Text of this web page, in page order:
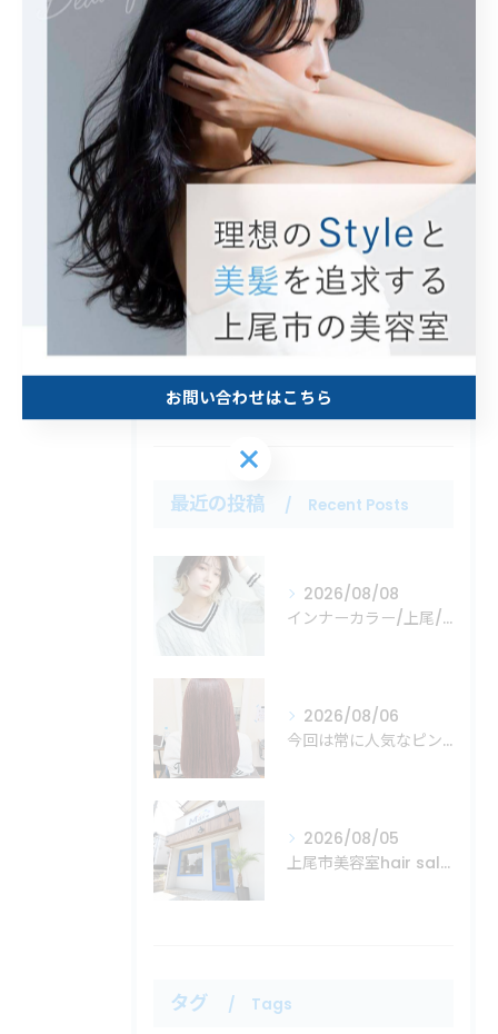
#ハイライト
カテゴリー Categories
全てのカテゴリー
カット
カラー
白髪ぼかし
トリートメント
縮毛矯正
最近の投稿 Recent Posts
2026/08/08
インナーカラー/上尾/上尾市/美容室/Mare
2026/08/06
今回は常に人気なピンクカラーの紹介！
2026/08/05
上尾市美容室hair salon Mare
タグ Tags
お問い合わせはこちら
お問い合わせはこちら